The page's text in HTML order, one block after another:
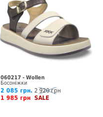
060217 - Wollen
Босоніжки
2 085 грн. 2 920 грн
1 985 грн SALE